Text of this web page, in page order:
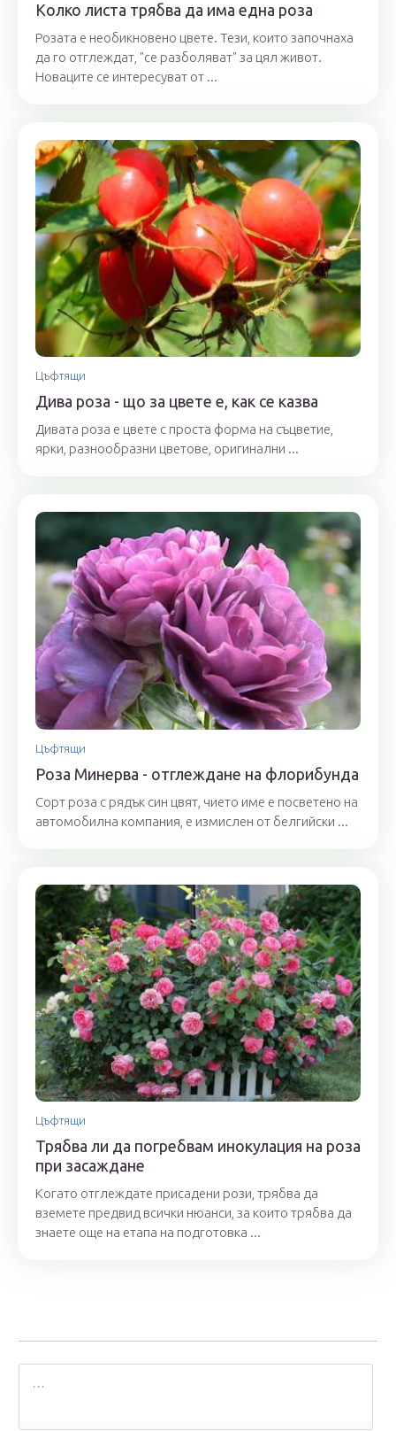
Колко листа трябва да има една роза
Розата е необикновено цвете. Тези, които започнаха
да го отглеждат, "се разболяват" за цял живот.
Новаците се интересуват от ...
Цъфтящи
Дива роза - що за цвете е, как се казва
Дивата роза е цвете с проста форма на съцветие,
ярки, разнообразни цветове, оригинални ...
Цъфтящи
Роза Минерва - отглеждане на флорибунда
Сорт роза с рядък син цвят, чието име е посветено на
автомобилна компания, е измислен от белгийски ...
Цъфтящи
Трябва ли да погребвам инокулация на роза
при засаждане
Когато отглеждате присадени рози, трябва да
вземете предвид всички нюанси, за които трябва да
знаете още на етапа на подготовка ...